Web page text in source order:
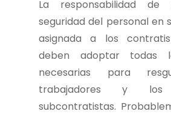
La responsabilidad
seguridad del personal en
asignada a los
deben adoptar todas
necesarias para
trabajadores y
subcontratistas.